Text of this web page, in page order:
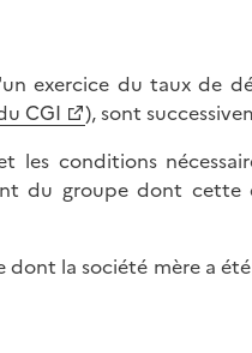
exercice du taux de
CGI
), sont
les conditions
du groupe dont
la société mère a